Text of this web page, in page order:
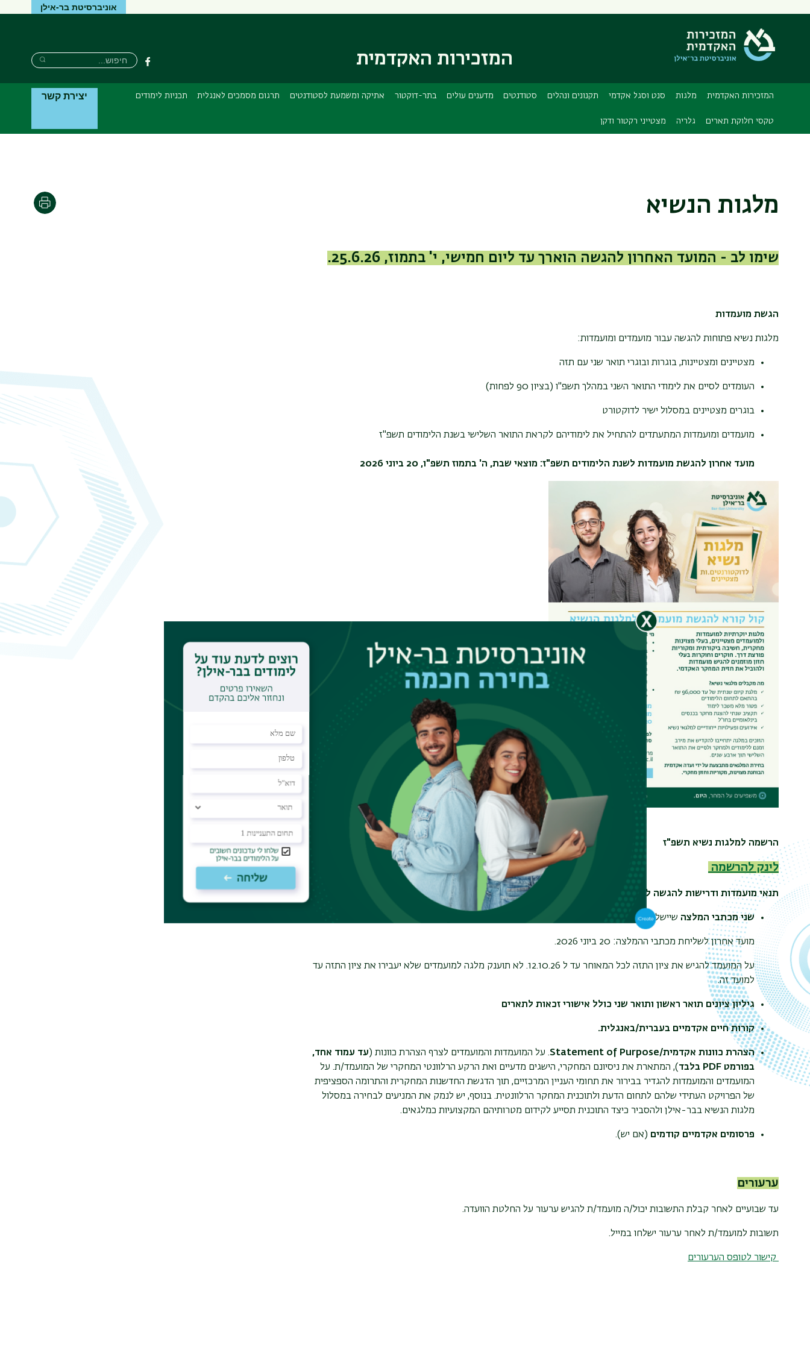
ראשי
אוניברסיטת בר-אילן
המזכירות האקדמית פייסבוק
חיפוש
חיפוש
חיפוש
המזכירות האקדמית מלגות סנט וסגל אקדמי תקנונים ונהלים סטודנטים מדענים עולים בתר-דוקטור אתיקה ומשמעת לסטודנטים תרגום מסמכים לאנגלית תכניות לימודים
טקסי חלוקת תארים גלריה מצטייני רקטור ודקן
יצירת קשר
מלגות הנשיא הדפסה
שימו לב - המועד האחרון להגשה הוארך עד ליום חמישי, י' בתמוז, 25.6.26.
הגשת מועמדות
מלגות נשיא פתוחות להגשה עבור מועמדים ומועמדות:
מצטיינים ומצטיינות, בוגרות ובוגרי תואר שני עם תזה
העומדים לסיים את לימודי התואר השני במהלך תשפ"ו (בציון 90 לפחות)
בוגרים מצטיינים במסלול ישיר לדוקטורט
מועמדים ומועמדות המתעתדים להתחיל את לימודיהם לקראת התואר השלישי בשנת הלימודים תשפ"ז
מועד אחרון להגשת מועמדות לשנת הלימודים תשפ"ז: מוצאי שבת, ה' בתמוז תשפ"ו, 20 ביוני 2026
הרשמה למלגות נשיא תשפ"ז
לינק להרשמה
תנאי מועמדות ודרישות להגשה למלגת הנשיא:
שני מכתבי המלצה שיישלחו ישירות ע"י הממליצים לדוא"ל
מועד אחרון לשליחת מכתבי ההמלצה: 20 ביוני 2026.
על המועמד להגיש את ציון התזה לכל המאוחר עד ל 12.10.26 . לא תוענק מלגה למועמדים שלא יעבירו את ציון התזה עד
למועד זה.
גיליון ציונים תואר ראשון ותואר שני כולל אישורי זכאות לתארים
קורות חיים אקדמיים בעברית/באנגלית.
הצהרת כוונות אקדמית/ Statement of Purpose . על המועמדות והמועמדים לצרף הצהרת כוונות (עד עמוד אחד,
בפורמט PDF בלבד), המתארת את ניסיונם המחקרי, הישגים מדעיים ואת הרקע הרלוונטי המחקרי של המועמד/ת. על
המועמדים והמועמדות להגדיר בבירור את תחומי העניין המרכזיים, תוך הדגשת החדשנות המחקרית והתרומה הספציפית
של הפרויקט העתידי שלהם לתחום הדעת ולתוכנית המחקר הרלוונטית. בנוסף, יש לנמק את המניעים לבחירה במסלול
מלגות הנשיא בבר-אילן ולהסביר כיצד התוכנית תסייע לקידום מטרותיהם המקצועיות כמלגאים.
פרסומים אקדמיים קודמים (אם יש).
ערעורים
עד שבועיים לאחר קבלת התשובות יכול/ה מועמד/ת להגיש ערעור על החלטת הוועדה.
תשובות למועמד/ת לאחר ערעור ישלחו במייל.
קישור לטופס הערעורים